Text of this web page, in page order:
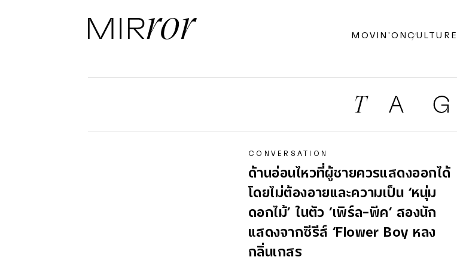
MOVIN’ONCULTURE
CONVERSATION
ด้านอ่อนไหวที่ผู้ชายควรแสดงออกได้
โดยไม่ต้องอายและความเป็น ‘หนุ่ม
ดอกไม้’ ในตัว ‘เพิร์ล-พีค’ สองนัก
แสดงจากซีรีส์ ‘Flower Boy
หลง
กลิ่น เกสร